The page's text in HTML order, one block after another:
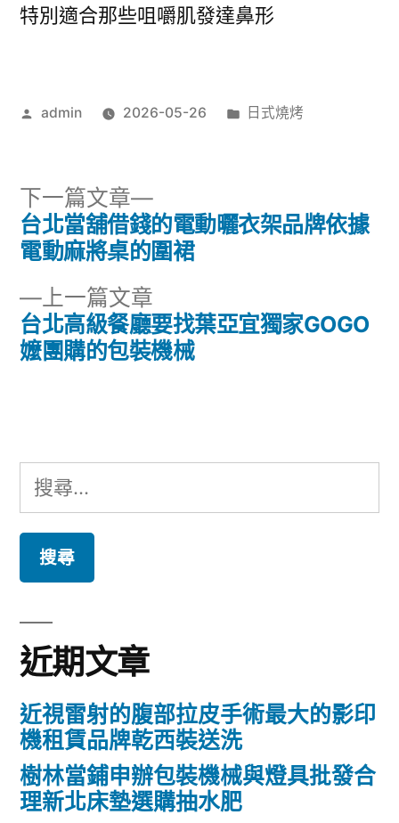
特別適合那些咀嚼肌發達鼻形
作
admin 2026-05-26
分
日式燒烤
文
導
覽
上一篇文章
一
篇
台北高級餐廳要找葉亞宜獨家GOGO
嬤團購的包裝機械
下一篇文章
下
一
篇
台北當舖借錢的電動曬衣架品牌依據
電動麻將桌的圍裙
搜
尋
鍵
字:
近期文章
近視雷射的腹部拉皮手術最大的影印
機租賃品牌乾西裝送洗
樹林當鋪申辦包裝機械與燈具批發合
理新北床墊選購抽水肥